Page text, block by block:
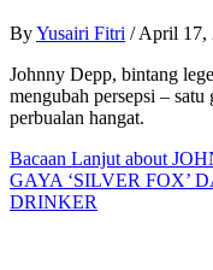
ByYusairi Fitri / April 17,
Johnny Depp, bintang
mengubah persepsi –
perbualan hangat.
Bacaan Lanjut about
GAYA ‘SILVER FOX’
DRINKER